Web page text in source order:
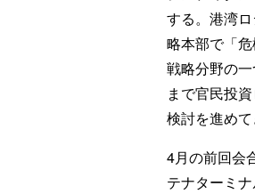
する。港湾
略本部で「
戦略分野の
まで官民投
検討を進めて
4月の前回会
テナターミ